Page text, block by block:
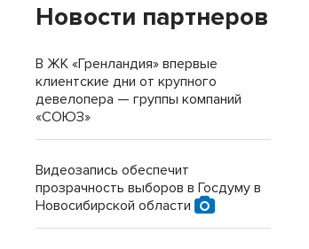
Новости партнеров
В ЖК «Гренландия» впервые
клиентские дни от крупного
девелопера — группы компаний
«СОЮЗ»
Видеозапись обеспечит
прозрачность выборов в Госдуму в
Новосибирской области